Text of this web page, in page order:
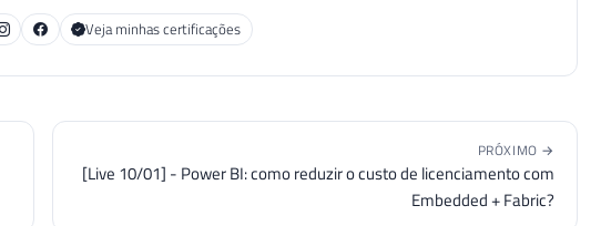
Veja minhas certificações
PRÓXIMO →
[Live 10/01] - Power BI: como reduzir o custo de licenciamento com
Embedded + Fabric?